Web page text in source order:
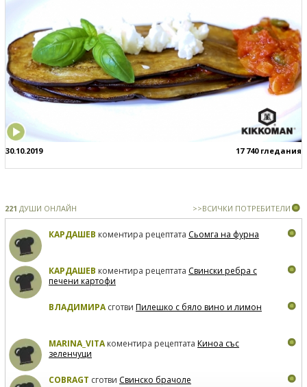
30.10.2019 17 740 гледания
221 ДУШИ ОНЛАЙН >>ВСИЧКИ ПОТРЕБИТЕЛИ
КАРДАШЕВ коментира рецептата Сьомга на фурна
КАРДАШЕВ коментира рецептата Свински ребра с
печени картофи
ВЛАДИМИРАсготви Пилешко с бяло вино и лимон
MARINA_VITAкоментира рецептата Киноа със
зеленчуци
COBRAGT сготви Свинско брачоле